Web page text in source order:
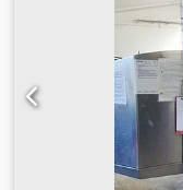
2025 Optionen: *
Typ = 3D